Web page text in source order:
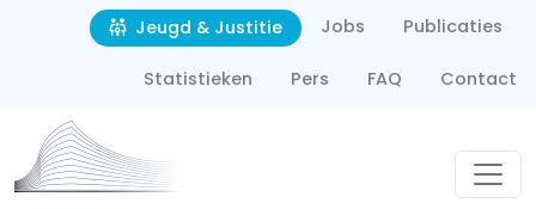
Overslaan en naar de inhoud gaan
Second navigation
Jeugd & Justitie Jobs Publicaties
Statistieken Pers FAQ Contact